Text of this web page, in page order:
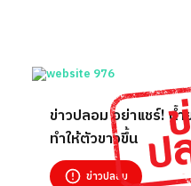
ข่าวปลอม อย่าแชร์! น้
ทำให้ตัวขาวขึ้น
ข่าวปลอม